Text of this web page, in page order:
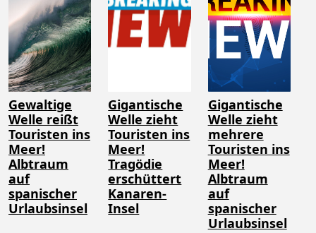
Gewaltige
Welle reißt
Touristen ins
Meer!
Albtraum
auf
spanischer
Urlaubsinsel
Gigantische
Welle zieht
Touristen ins
Meer!
Tragödie
erschüttert
Kanaren-
Insel
Gigantische
Welle zieht
mehrere
Touristen ins
Meer!
Albtraum
auf
spanischer
Urlaubsinsel